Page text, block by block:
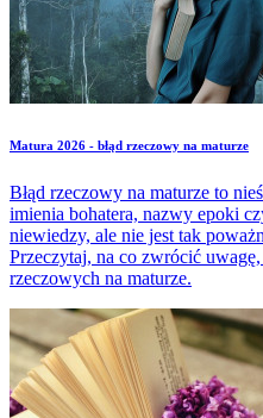
Matura 2026 - błąd rzeczowy na maturze
Błąd rzeczowy na maturze to
imienia bohatera, nazwy epoki
niewiedzy, ale nie jest tak
Przeczytaj, na co zwrócić
rzeczowych na maturze.